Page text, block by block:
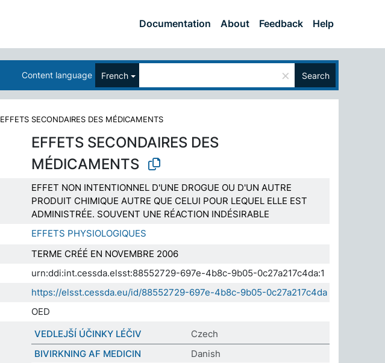
Documentation About Feedback Help
Content language French × Search
EFFETS SECONDAIRES DES MÉDICAMENTS
EFFETS SECONDAIRES DES
MÉDICAMENTS
EFFET NON INTENTIONNEL D'UNE DROGUE OU D'UN AUTRE
PRODUIT CHIMIQUE AUTRE QUE CELUI POUR LEQUEL ELLE EST
ADMINISTRÉE. SOUVENT UNE RÉACTION INDÉSIRABLE
EFFETS PHYSIOLOGIQUES
TERME CRÉÉ EN NOVEMBRE 2006
urn:ddi:int.cessda.elsst:88552729-697e-4b8c-9b05-0c27a217c4da:1
https://elsst.cessda.eu/id/88552729-697e-4b8c-9b05-0c27a217c4da
OED
VEDLEJŠÍ ÚČINKY LÉČIV
Czech
BIVIRKNING AF MEDICIN
Danish